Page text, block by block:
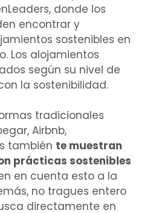
donde los
encontrar y
sostenibles en
Los alojamientos
según su nivel de
la sostenibilidad.
tradicionales
Airbnb,
también te muestran
prácticas sostenibles
en cuenta esto a la
no tragues entero
directamente en